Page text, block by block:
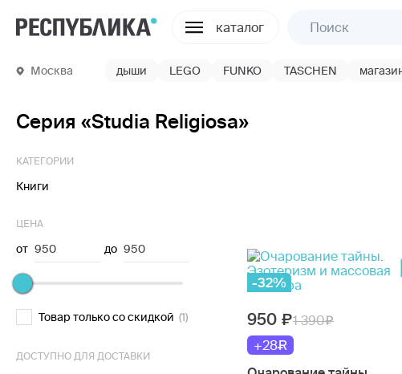
каталог
Москва дыши LEGO FUNKO TASCHEN
Серия «Studia Religiosa»
КАТЕГОРИИ
Книги
ЦЕНА
от 950 до 950
Товар только со скидкой (1)
ДОСТУПНО ДЛЯ ДОСТАВКИ
-32%
950
1 390
+28